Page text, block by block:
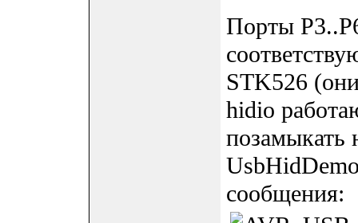
Порты
STK526
hidio
позамыкать
сообщения: